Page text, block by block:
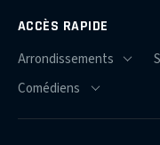
ACCÈS RAPIDE